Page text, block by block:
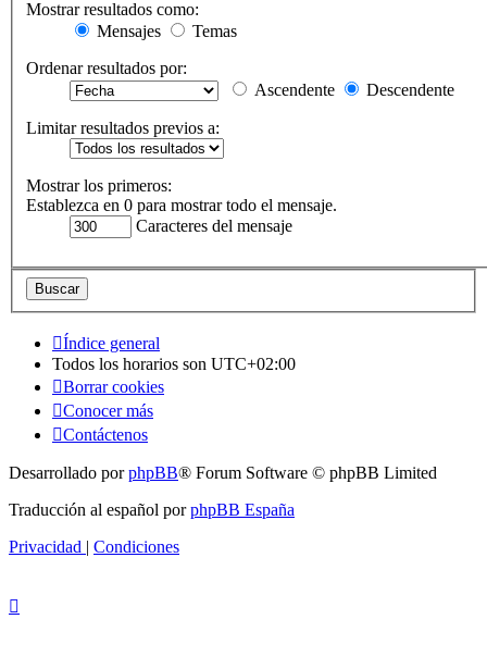
Mostrar resultados como:
Mensajes
Temas
Ordenar resultados por:
Ascendente
Descendente
Limitar resultados previos a:
Mostrar los primeros:
Establezca en 0 para mostrar todo el mensaje.
Caracteres del mensaje
Índice general
Todos los horarios son UTC+02:00
Borrar cookies
Conocer más
Contáctenos
Desarrollado porphpBB® Forum Software © phpBB Limited
Traducción al español porphpBB España
Privacidad | Condiciones